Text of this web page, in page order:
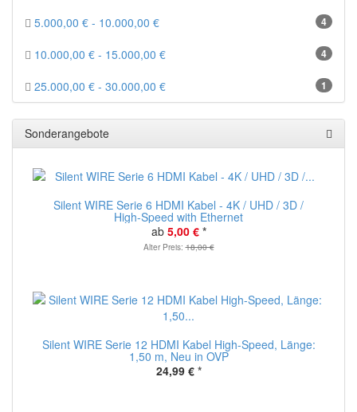
4
5.000,00 € - 10.000,00 €
4
10.000,00 € - 15.000,00 €
1
25.000,00 € - 30.000,00 €
Sonderangebote
Silent WIRE Serie 6 HDMI Kabel - 4K / UHD / 3D /
High-Speed with Ethernet
ab 5,00 € *
Alter Preis:18,00 €
Silent WIRE Serie 12 HDMI Kabel High-Speed, Länge:
1,50 m, Neu in OVP
24,99 € *